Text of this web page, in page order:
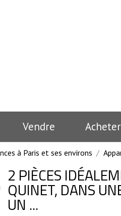
Vendre Acheter
à Paris et ses environs
2 PIÈCES
QUINET, DANS
UN ...